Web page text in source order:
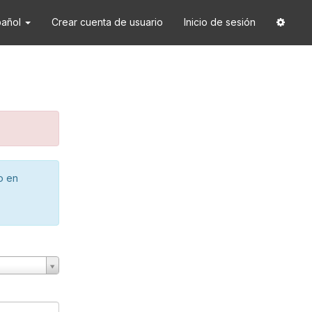
Crear cuenta de usuario Inicio de sesión
en